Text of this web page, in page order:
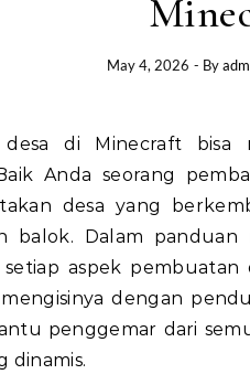
May 4, 2026 - By
Anda seorang
desa yang
balok. Dalam
aspek pembuatan
dengan
penggemar dari
dinamis.